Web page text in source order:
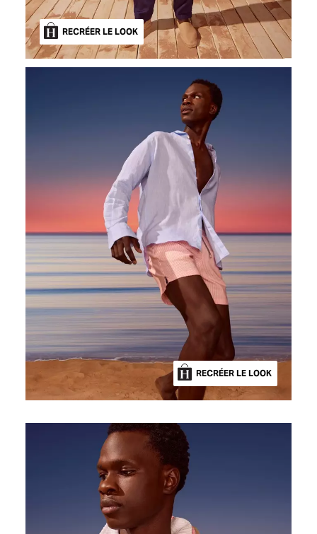
RECRÉER LE LOOK
RECRÉER LE LOOK